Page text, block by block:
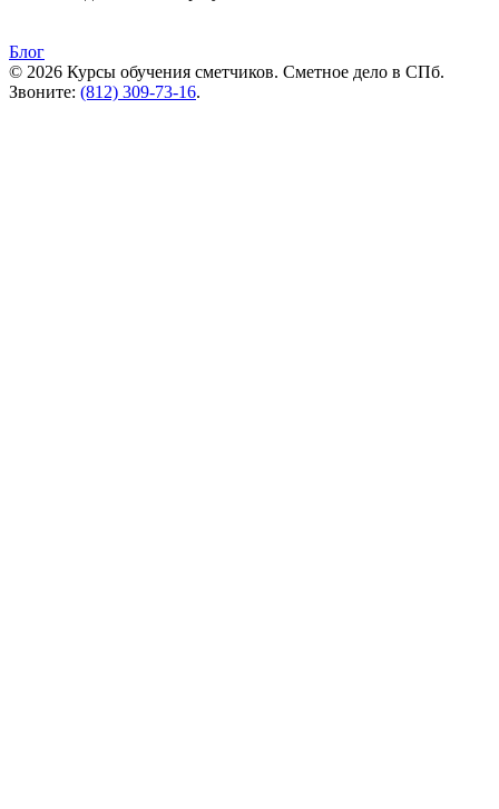
Блог
© 2026 Курсы обучения сметчиков. Сметное дело в СПб.
Звоните: (812) 309-73-16.